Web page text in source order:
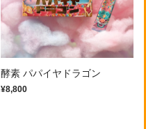
酵素 パパイヤドラゴン
¥8,800